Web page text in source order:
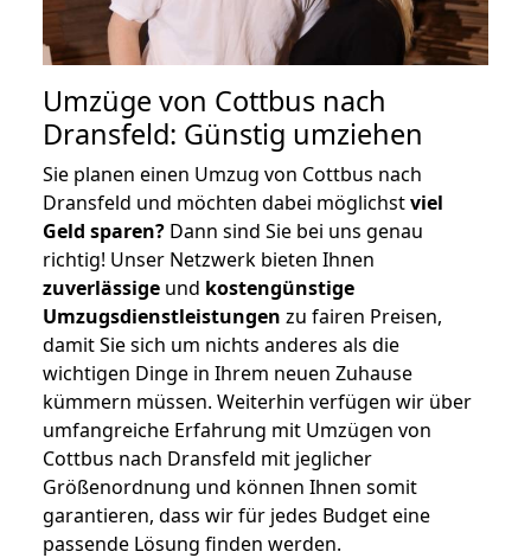
Umzüge von Cottbus nach
Dransfeld: Günstig umziehen
Sie planen einen Umzug von Cottbus nach
Dransfeld und möchten dabei möglichstviel
Geld sparen? Dann sind Sie bei uns genau
richtig! Unser Netzwerk bieten Ihnen
zuverlässige und kostengünstige
Umzugsdienstleistungen zu fairen Preisen,
damit Sie sich um nichts anderes als die
wichtigen Dinge in Ihrem neuen Zuhause
kümmern müssen. Weiterhin verfügen wir über
umfangreiche Erfahrung mit Umzügen von
Cottbus nach Dransfeld mit jeglicher
Größenordnung und können Ihnen somit
garantieren, dass wir für jedes Budget eine
passende Lösung finden werden.